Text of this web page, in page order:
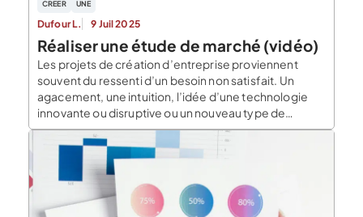
CREER UNE
Dufour L. 9 Juil 2025
Réaliser une étude de marché (vidéo)
Les projets de création d’entreprise proviennent
souvent du ressenti d’un besoin non satisfait. Un
agacement, une intuition, l’idée d’une technologie
innovante ou disruptive ou un nouveau type de
business model peuvent aussi être à l’origine d’une
idée de création. Pour éviter les risques trop
importants, il faudra avant toute chose tester l’idée et
mesurer son […]